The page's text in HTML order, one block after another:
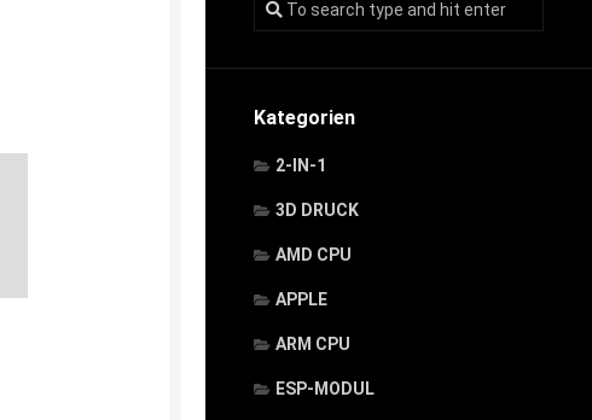
Kategorien
2-IN-1
3D DRUCK
AMD CPU
APPLE
ARM CPU
ESP-MODUL